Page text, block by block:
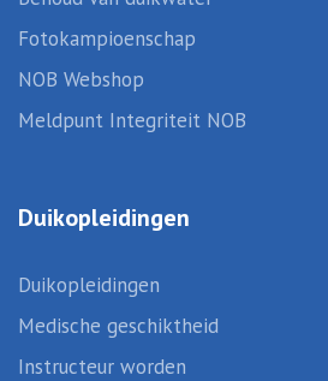
Fotokampioenschap
NOB Webshop
Meldpunt Integriteit NOB
Duikopleidingen
Duikopleidingen
Medische geschiktheid
Instructeur worden